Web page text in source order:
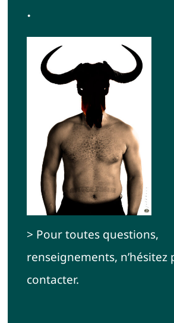
.
> Pour toutes questions,
renseignements, n’hésitez
contacter.